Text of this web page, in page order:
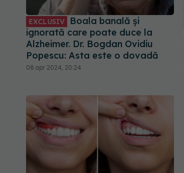
EXCLUSIV
Boala banală și
ignorată care poate duce la
Alzheimer. Dr. Bogdan Ovidiu
Popescu: Asta este o dovadă
08 apr 2024, 20:24